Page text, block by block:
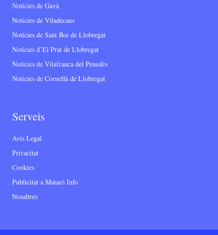
Notícies de Gavà
Notícies de Viladecans
Notícies de Sant Boi de Llobregat
Notícies d’El Prat de Llobregat
Notícies de Vilafranca del Penedès
Notícies de Cornellà de Llobregat
Serveis
Avís Legal
Privacitat
Cookies
Publicitat a Mataró Info
Nosaltres